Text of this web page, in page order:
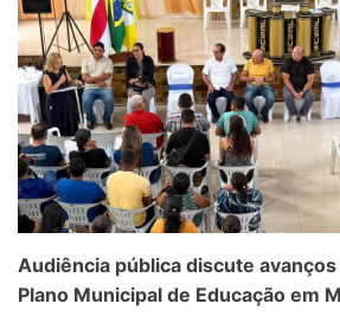
Audiência pública discute
Plano Municipal de Educação em